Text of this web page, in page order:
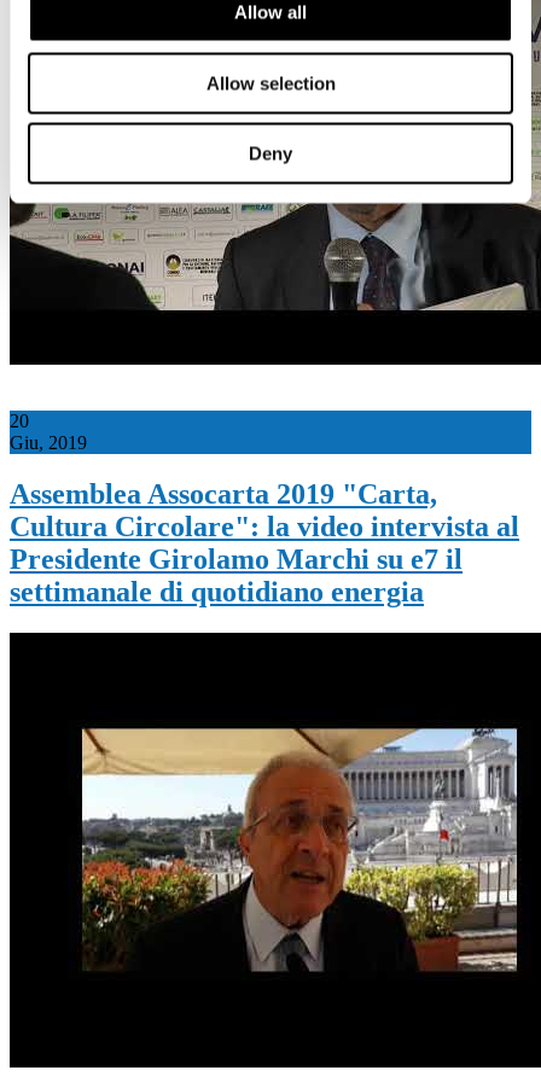
Allow all
Allow selection
Deny
20
Giu, 2019
Assemblea Assocarta 2019 "Carta,
Cultura Circolare": la video intervista al
Presidente Girolamo Marchi su e7 il
settimanale di quotidiano energia